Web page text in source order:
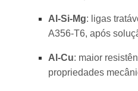
Al-Si-Mg: ligas
A356-T6, após
Al-Cu: maior
propriedades